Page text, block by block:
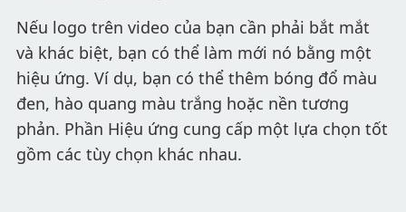
Nếu logo trên video của bạn cần phải bắt mắt
và khác biệt, bạn có thể làm mới nó bằng một
hiệu ứng. Ví dụ, bạn có thể thêm bóng đổ màu
đen, hào quang màu trắng hoặc nền tương
phản. Phần Hiệu ứng cung cấp một lựa chọn tốt
gồm các tùy chọn khác nhau.